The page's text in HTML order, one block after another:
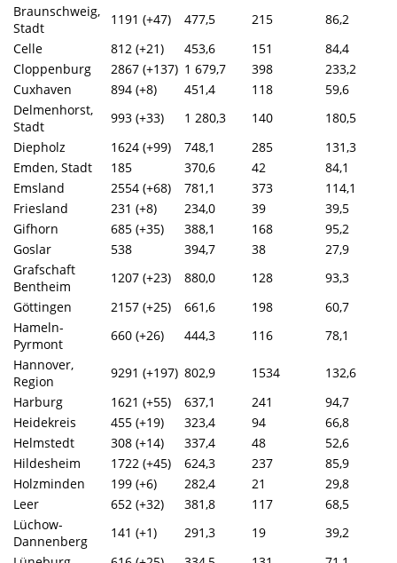
Braunschweig,
Stadt
1191 (+47) 477,5 215
86,2
Celle
812 (+21) 453,6 151
84,4
Cloppenburg
2867 (+137) 1 679,7 398
233,2
Cuxhaven
894 (+8) 451,4 118
59,6
Delmenhorst,
Stadt
993 (+33) 1 280,3 140
180,5
Diepholz
1624 (+99) 748,1 285
131,3
Emden, Stadt
185 370,6 42
84,1
Emsland
2554 (+68) 781,1 373
114,1
Friesland
231 (+8) 234,0 39
39,5
Gifhorn
685 (+35) 388,1 168
95,2
Goslar
538 394,7 38
27,9
Grafschaft
Bentheim
1207 (+23) 880,0 128
93,3
Göttingen
2157 (+25) 661,6 198
60,7
Hameln-
Pyrmont
660 (+26) 444,3 116
78,1
Hannover,
Region
9291 (+197) 802,9 1534
132,6
Harburg
1621 (+55) 637,1 241
94,7
Heidekreis
455 (+19) 323,4 94
66,8
Helmstedt
308 (+14) 337,4 48
52,6
Hildesheim
1722 (+45) 624,3 237
85,9
Holzminden
199 (+6) 282,4 21
29,8
Leer
652 (+32) 381,8 117
68,5
Lüchow-
Dannenberg
141 (+1) 291,3 19
39,2